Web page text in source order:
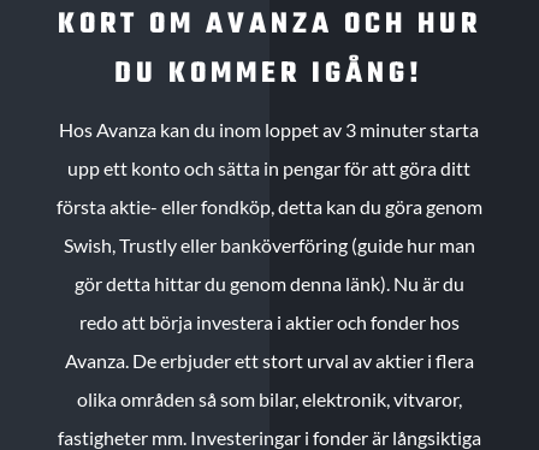
KORT OM AVANZA OCH HUR
DU KOMMER IGÅNG!
Hos Avanza kan du inom loppet av 3 minuter starta
upp ett konto och sätta in pengar för att göra ditt
första aktie- eller fondköp, detta kan du göra genom
Swish, Trustly eller banköverföring (guide hur man
gör detta hittar du genom denna länk). Nu är du
redo att börja investera i aktier och fonder hos
Avanza. De erbjuder ett stort urval av aktier i flera
olika områden så som bilar, elektronik, vitvaror,
fastigheter mm. Investeringar i fonder är långsiktiga